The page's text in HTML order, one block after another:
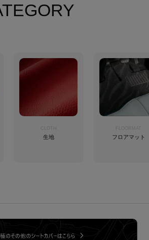
生地 フロアマット